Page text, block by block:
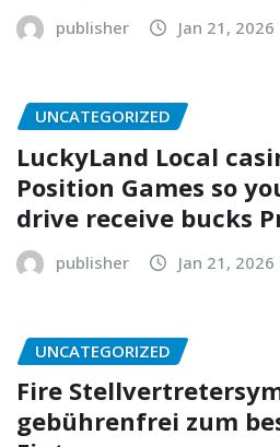
publisher Jan 21, 2026
UNCATEGORIZED
LuckyLand Local
Position Games so
drive receive bucks
publisher Jan 21, 2026
UNCATEGORIZED
Fire
gebührenfrei zum